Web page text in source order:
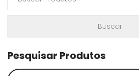
Pesquisar Produtos